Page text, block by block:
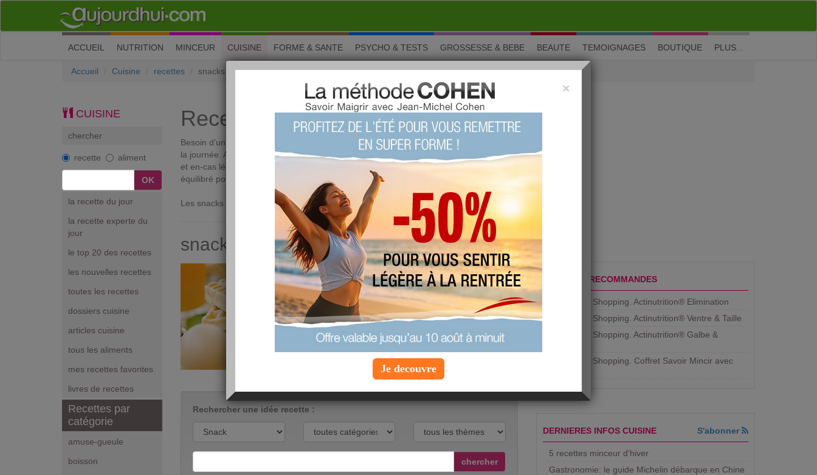
M'inscrire| Me connecter| ? Visite guidée
ACCUEIL (current)
NUTRITION MINCEUR CUISINE FORME & SANTE PSYCHO & TESTS GROSSESSE & BEBE BEAUTE TEMOIGNAGES BOUTIQUE PLUS...
Accueil Cuisine recettes snacks
CUISINE
chercher
recette aliment
la recette du jour
la recette experte du
jour
le top 20 des recettes
les nouvelles recettes
toutes les recettes
dossiers cuisine
articles cuisine
tous les aliments
mes recettes favorites
livres de recettes
Recettes par
catégorie
amuse-gueule
boisson
Recettes : snacks
Besoin d’un en-cas pour un p’tit creux ? Voici juste de quoi combler vos petites faims de
la journée. Alliez grignotage et diététique grâce à ces recettes de goûters, sandwiches
et en-cas légers. Sucré ou salé, c’est vous qui choisissez ! Et n’oubliez pas de grignoter
équilibré pour que ces moments restent privilégiés.
Les snacks sont classés par :en-cas léger, sandwich, viennoiserie et biscuit.
snack du jour : Gaufres traditionnelles
La recette des gaufres traditionnelle, celle de
notre enfance !
appréciation : soyez le premier à noter cette
recette
proposée par
commenté :0 fois
voir le snack
Rechercher une idée recette :
chercher
PRODUITS RECOMMANDES
Aujourdhui Shopping. Actinutrition® Elimination
Aujourdhui Shopping. Actinutrition® Ventre & Taille
Aujourdhui Shopping. Actinutrition® Galbe &
Aujourdhui Shopping. ​Coffret Savoir Mincir avec
DERNIERES INFOS CUISINE S'abonner
5 recettes minceur d'hiver
Gastronomie: le guide Michelin débarque en Chine
×
Je decouvre